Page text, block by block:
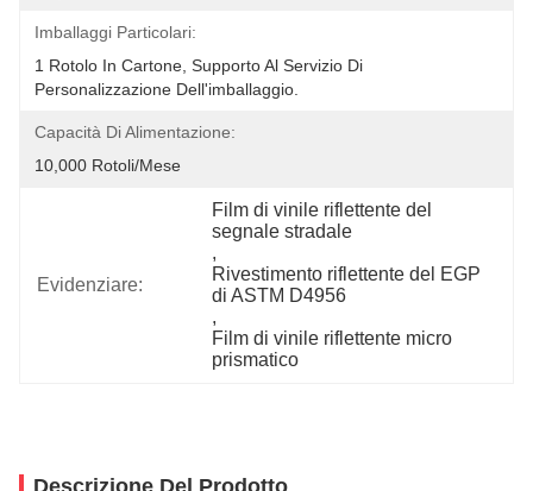
Imballaggi Particolari:
1 Rotolo In Cartone, Supporto Al Servizio Di
Personalizzazione Dell'imballaggio.
Capacità Di Alimentazione:
10,000 Rotoli/mese
Evidenziare:
Film di vinile riflettente del
segnale stradale
,
Rivestimento riflettente del EGP
di ASTM D4956
,
Film di vinile riflettente micro
prismatico
Descrizione Del Prodotto